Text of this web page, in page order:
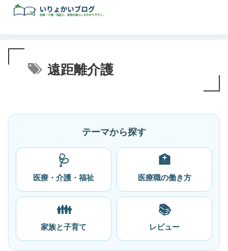
遠距離介護
テーマから探す
🩺
医療・介護・福祉
🏥
医療職の働き方
👪
家族と子育て
📚
レビュー